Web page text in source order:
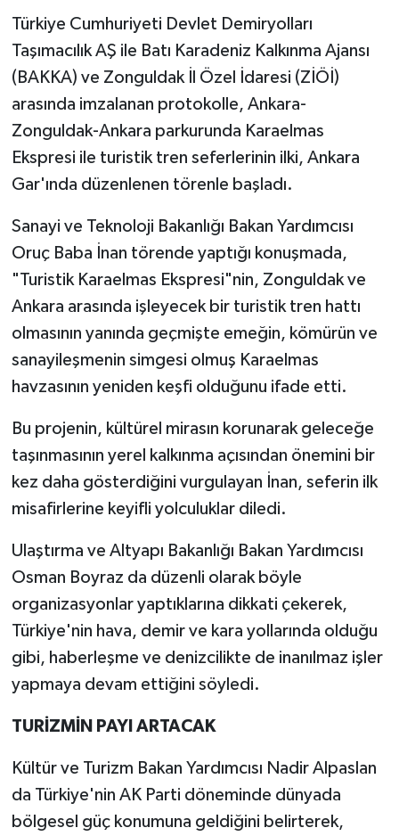
Türkiye Cumhuriyeti Devlet Demiryolları
Taşımacılık AŞ ile Batı Karadeniz Kalkınma Ajansı
(BAKKA) ve Zonguldak İl Özel İdaresi (ZİÖİ)
arasında imzalanan protokolle, Ankara-
Zonguldak-Ankara parkurunda Karaelmas
Ekspresi ile turistik tren seferlerinin ilki, Ankara
Gar'ında düzenlenen törenle başladı.
Sanayi ve Teknoloji Bakanlığı Bakan Yardımcısı
Oruç Baba İnan törende yaptığı konuşmada,
"Turistik Karaelmas Ekspresi"nin, Zonguldak ve
Ankara arasında işleyecek bir turistik tren hattı
olmasının yanında geçmişte emeğin, kömürün ve
sanayileşmenin simgesi olmuş Karaelmas
havzasının yeniden keşfi olduğunu ifade etti.
Bu projenin, kültürel mirasın korunarak geleceğe
taşınmasının yerel kalkınma açısından önemini bir
kez daha gösterdiğini vurgulayan İnan, seferin ilk
misafirlerine keyifli yolculuklar diledi.
Ulaştırma ve Altyapı Bakanlığı Bakan Yardımcısı
Osman Boyraz da düzenli olarak böyle
organizasyonlar yaptıklarına dikkati çekerek,
Türkiye'nin hava, demir ve kara yollarında olduğu
gibi, haberleşme ve denizcilikte de inanılmaz işler
yapmaya devam ettiğini söyledi.
TURİZMİN PAYI ARTACAK
Kültür ve Turizm Bakan Yardımcısı Nadir Alpaslan
da Türkiye'nin AK Parti döneminde dünyada
bölgesel güç konumuna geldiğini belirterek,